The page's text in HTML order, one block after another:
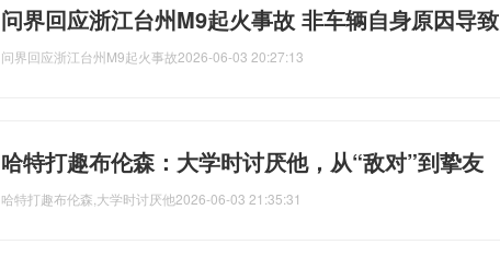
问界回应浙江台州M9起火事故 非车辆自身原因导致
问界回应浙江台州M9起火事故2026-06-03 20:27:13
哈特打趣布伦森：大学时讨厌他，从“敌对”到挚友
哈特打趣布伦森,大学时讨厌他2026-06-03 21:35:31